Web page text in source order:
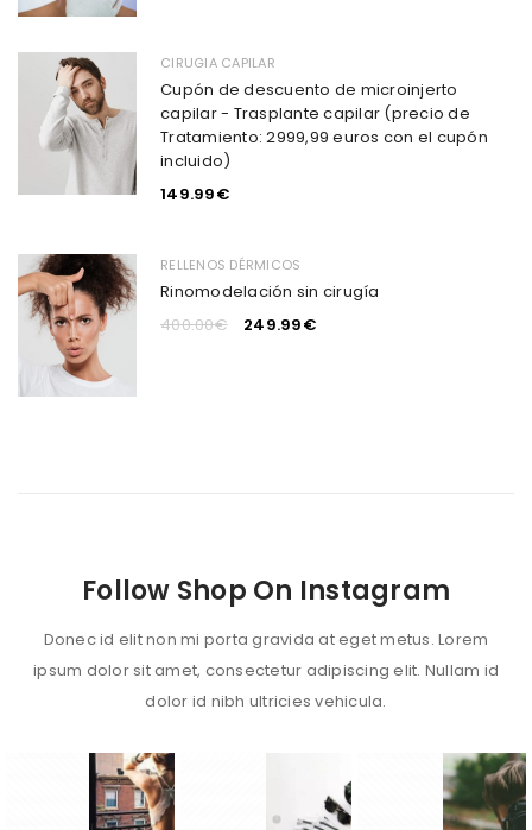
CIRUGIA CAPILAR
Cupón de descuento de microinjerto
capilar - Trasplante capilar (precio de
Tratamiento: 2999,99 euros con el cupón
incluido)
149.99€
RELLENOS DÉRMICOS
Rinomodelación sin cirugía
400.00€ 249.99€
Follow Shop On Instagram
Donec id elit non mi porta gravida at eget metus. Lorem
ipsum dolor sit amet, consectetur adipiscing elit. Nullam id
dolor id nibh ultricies vehicula.
1